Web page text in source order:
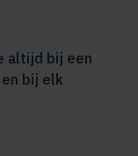
altijd bij een
bij elk